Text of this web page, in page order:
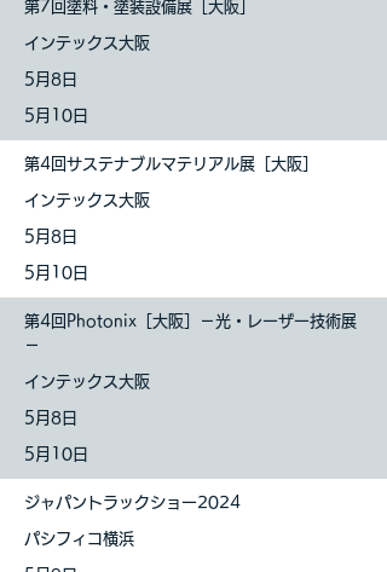
第7回塗料・塗装設備展［大阪］
インテックス大阪
5月8日
5月10日
第4回サステナブルマテリアル展［大阪］
インテックス大阪
5月8日
5月10日
第4回Photonix［大阪］－光・レーザー技術展
－
インテックス大阪
5月8日
5月10日
ジャパントラックショー2024
パシフィコ横浜